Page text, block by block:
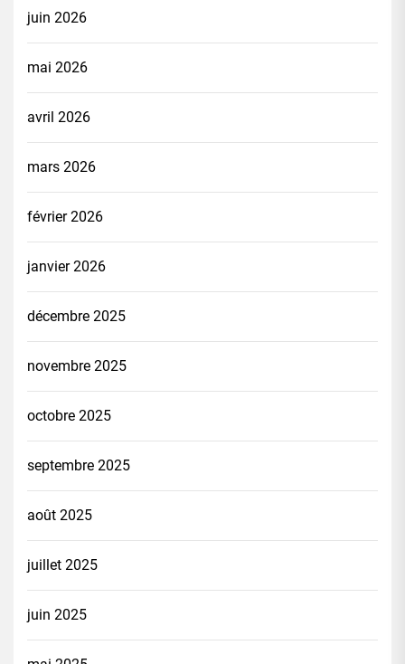
juin 2026
mai 2026
avril 2026
mars 2026
février 2026
janvier 2026
décembre 2025
novembre 2025
octobre 2025
septembre 2025
août 2025
juillet 2025
juin 2025